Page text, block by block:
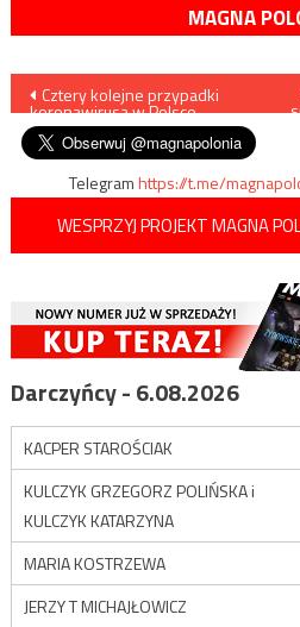
MAGNA
Nawigacja
wpisu
Cztery kolejne przypadki
koronawirusa w Polsce
Telegramhttps://t.me/
WESPRZYJ PROJEKT MAGNA
Darczyńcy - 6.08.2026
KACPER STAROŚCIAK
KULCZYK GRZEGORZ POLIŃSKA i
KULCZYK KATARZYNA
MARIA KOSTRZEWA
JERZY T MICHAJŁOWICZ